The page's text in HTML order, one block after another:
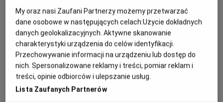
nadał futurystycznej historii niemal mistyczny wymiar. Film
nie tylko zrewolucjonizował animację, ale też na trwałe
wpłynął na kino science fiction i popkulturę XXI wieku.
Zainspirował nie tylko „Matrixa” czy „Avatara”, ale też serie
gier Metal Gear Solid oraz Deus Ex.
WIDZOWIE POKAZÓW W RAMACH PROJEKTU HELIOS
ANIME OTRZYMAJĄ SPECJALNĄ POCZTÓWKĘ Z KADREM
FILMOWYM. OFERTA WAŻNA DO WYCZERPANIA
My oraz nasi Zaufani Partnerzy możemy przetwarzać
dane osobowe w następujących celach:Użycie dokładnych
danych geolokalizacyjnych. Aktywne skanowanie
charakterystyki urządzenia do celów identyfikacji.
Przechowywanie informacji na urządzeniu lub dostęp do
nich. Spersonalizowane reklamy i treści, pomiar reklam i
treści, opinie odbiorców i ulepszanie usług.
Lista Zaufanych Partnerów